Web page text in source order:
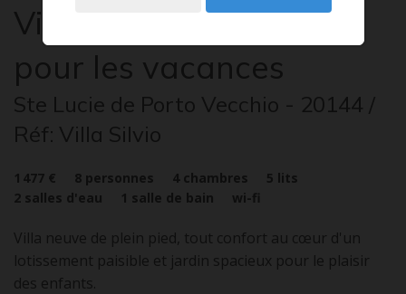
Villa 5 pièces à louer
pour les vacances
Ste Lucie de Porto Vecchio - 20144 /
Réf: Villa Silvio
1 477 € 8 personnes 4 chambres 5 lits
2 salles d'eau 1 salle de bain wi-fi
Villa neuve de plein pied, tout confort au cœur d'un
lotissement paisible et jardin spacieux pour le plaisir
des enfants.